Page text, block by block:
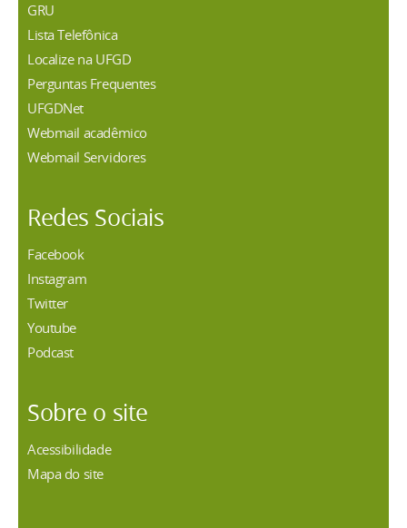
GRU
Lista Telefônica
Localize na UFGD
Perguntas Frequentes
UFGDNet
Webmail acadêmico
Webmail Servidores
Redes Sociais
Facebook
Instagram
Twitter
Youtube
Podcast
Sobre o site
Acessibilidade
Mapa do site